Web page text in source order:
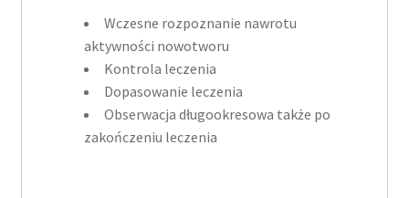
Wczesne rozpoznanie nawrotu
aktywności nowotworu
Kontrola leczenia
Dopasowanie leczenia
Obserwacja długookresowa także po
zakończeniu leczenia